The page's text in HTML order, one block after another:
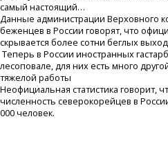
самый настоящий…
Данные администрации Верховного
беженцев в России говорят, что
скрывается более сотни беглых
Теперь в России иностранных
лесоповале, для них есть много
тяжелой работы
Неофициальная статистика говорит,
численность северокорейцев в
000 человек.